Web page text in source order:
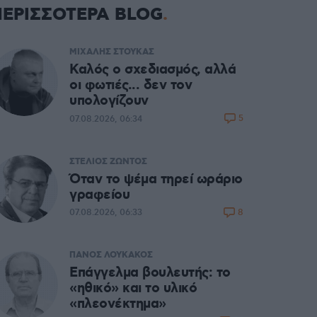
BLOG
ΜΙΧΑΛΗΣ ΣΤΟΥΚΑΣ
Καλός ο σχεδιασμός, αλλά
οι φωτιές... δεν τον
υπολογίζουν
07.08.2026, 06:34 5
ΣΤΕΛΙΟΣ ΖΩΝΤΟΣ
Όταν το ψέμα τηρεί ωράριο
γραφείου
07.08.2026, 06:33 8
ΠΑΝΟΣ ΛΟΥΚΑΚΟΣ
Επάγγελμα βουλευτής: το
«ηθικό» και το υλικό
«πλεονέκτημα»